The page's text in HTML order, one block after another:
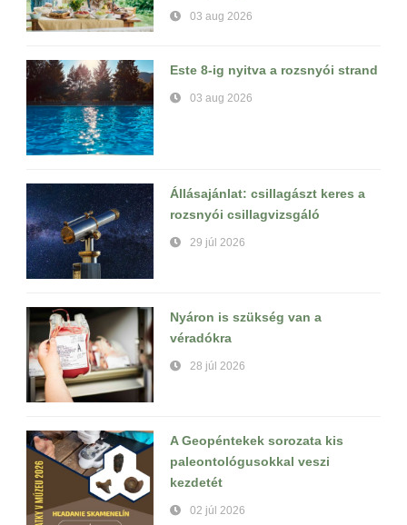
03 aug 2026
Este 8-ig nyitva a rozsnyói strand
03 aug 2026
Állásajánlat: csillagászt keres a
rozsnyói csillagvizsgáló
29 júl 2026
Nyáron is szükség van a
véradókra
28 júl 2026
A Geopéntekek sorozata kis
paleontológusokkal veszi
kezdetét
02 júl 2026